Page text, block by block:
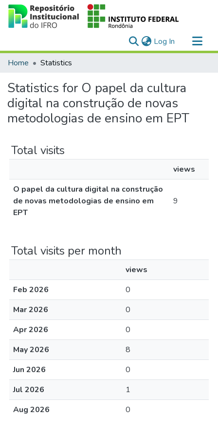
Log In (current)
Communities & Collections
Home Statistics
Statistics for O papel da cultura
digital na construção de novas
metodologias de ensino em EPT
Total visits
views
O papel da cultura digital na construção
de novas metodologias de ensino em
EPT
9
Total visits per month
views
Feb 2026
0
Mar 2026
0
Apr 2026
0
May 2026
8
Jun 2026
0
Jul 2026
1
Aug 2026
0